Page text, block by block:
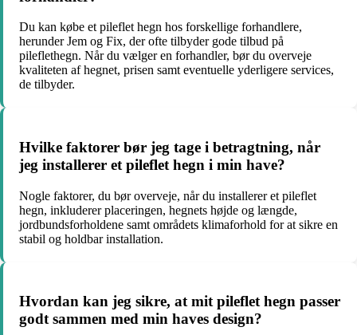
Du kan købe et pileflet hegn hos forskellige forhandlere,
herunder Jem og Fix, der ofte tilbyder gode tilbud på
pileflethegn. Når du vælger en forhandler, bør du overveje
kvaliteten af hegnet, prisen samt eventuelle yderligere services,
de tilbyder.
Hvilke faktorer bør jeg tage i betragtning, når
jeg installerer et pileflet hegn i min have?
Nogle faktorer, du bør overveje, når du installerer et pileflet
hegn, inkluderer placeringen, hegnets højde og længde,
jordbundsforholdene samt områdets klimaforhold for at sikre en
stabil og holdbar installation.
Hvordan kan jeg sikre, at mit pileflet hegn passer
godt sammen med min haves design?